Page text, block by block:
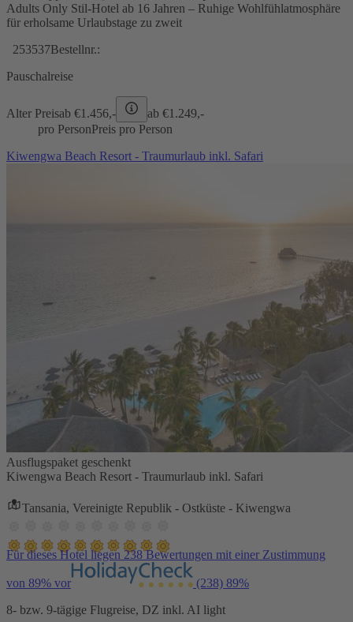
Adults Only Stil-Hotel ab 16 Jahren – Ruhige Wohlfühlatmosphäre
für erholsame Urlaubstage zu zweit
253537Bestellnr.:
Pauschalreise
Alter Preisab €1.456,- ab €1.249,-
pro PersonPreis pro Person
Kiwengwa Beach Resort - Traumurlaub inkl. Safari
Ausflugspaket geschenkt
Kiwengwa Beach Resort - Traumurlaub inkl. Safari
Tansania, Vereinigte Republik - Ostküste - Kiwengwa
Für dieses Hotel liegen 238 Bewertungen mit einer Zustimmung
von 89% vor (238) 89%
8- bzw. 9-tägige Flugreise, DZ inkl. AI light